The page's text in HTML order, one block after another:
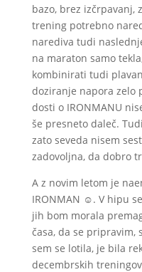
bazo, brez izčrpavanj,
trening potrebno
narediva tudi
na maraton samo
kombinirati tudi
doziranje napora zelo
dosti o IRONMANU
še presneto daleč.
zato seveda nisem
zadovoljna, da dobro
A z novim letom je
IRONMAN ☺. V hipu
jih bom morala
časa, da se pripravim,
sem se lotila, je bila
decembrskih